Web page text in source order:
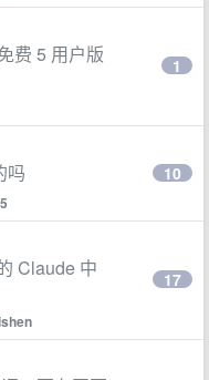
费 5 用户版
1
吗 10
Claude 中
17